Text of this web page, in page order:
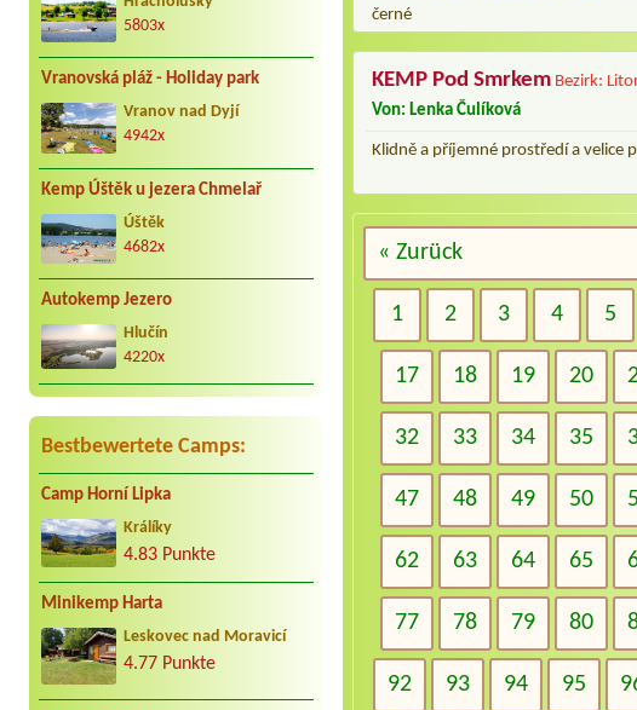
5803x
Vranovská pláž - Holiday park
Vranov nad Dyjí
4942x
Kemp Úštěk u jezera Chmelař
Úštěk
4682x
Autokemp Jezero
Hlučín
4220x
Bestbewertete Camps:
Camp Horní Lipka
Králíky
4.83 Punkte
Minikemp Harta
Leskovec nad Moravicí
4.77 Punkte
černé
KEMP Pod Smrkem Bezirk:
Von: Lenka Čulíková
Klidně a příjemné prostředí a velice
« Zurück
1 2 3 4 5
17 18 19 20
32 33 34 35
47 48 49 50
62 63 64 65
77 78 79 80
92 93 94 95